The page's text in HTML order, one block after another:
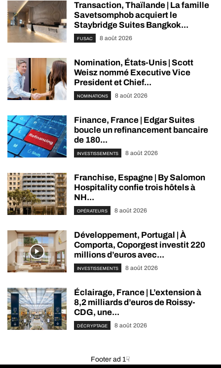
Transaction, Thaïlande | La famille
Savetsomphob acquiert le
Staybridge Suites Bangkok...
FUSAC 8 août 2026
Nomination, États-Unis | Scott
Weisz nommé Executive Vice
President et Chief...
NOMINATIONS 8 août 2026
Finance, France | Edgar Suites
boucle un refinancement bancaire
de 180...
INVESTISSEMENTS 8 août 2026
Franchise, Espagne | By Salomon
Hospitality confie trois hôtels à
NH...
OPÉRATEURS 8 août 2026
Développement, Portugal | À
Comporta, Coporgest investit 220
millions d’euros avec...
INVESTISSEMENTS 8 août 2026
Éclairage, France | L’extension à
8,2 milliards d’euros de Roissy-
CDG, une...
DÉCRYPTAGE 8 août 2026
Footer ad 1☟